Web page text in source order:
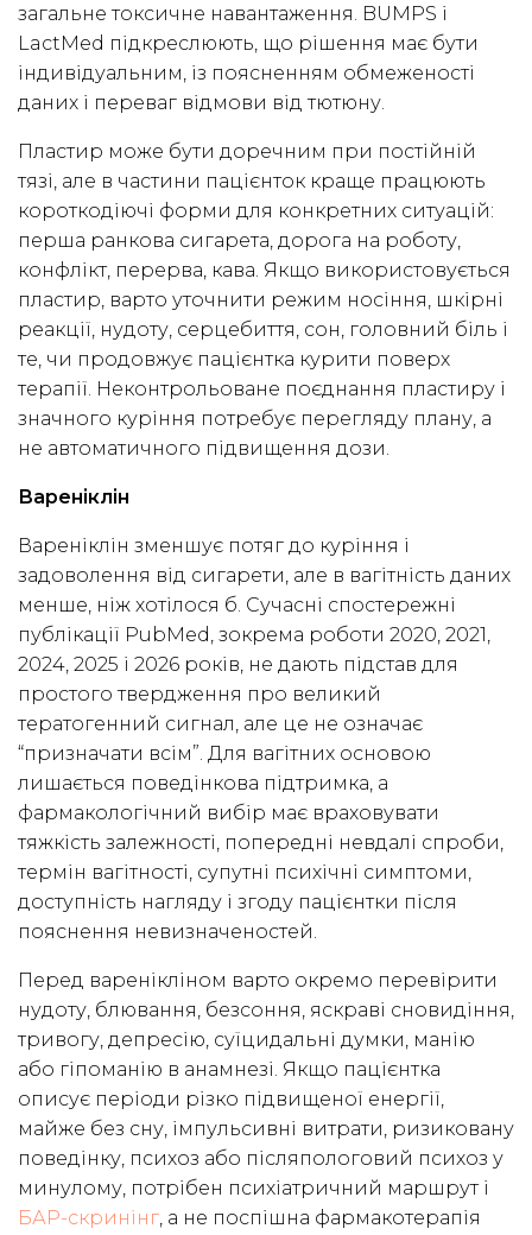
загальне токсичне навантаження. BUMPS і
LactMed підкреслюють, що рішення має бути
індивідуальним, із поясненням обмеженості
даних і переваг відмови від тютюну.
Пластир може бути доречним при постійній
тязі, але в частини пацієнток краще працюють
короткодіючі форми для конкретних ситуацій:
перша ранкова сигарета, дорога на роботу,
конфлікт, перерва, кава. Якщо використовується
пластир, варто уточнити режим носіння, шкірні
реакції, нудоту, серцебиття, сон, головний біль і
те, чи продовжує пацієнтка курити поверх
терапії. Неконтрольоване поєднання пластиру і
значного куріння потребує перегляду плану, а
не автоматичного підвищення дози.
Вареніклін
Вареніклін зменшує потяг до куріння і
задоволення від сигарети, але в вагітність даних
менше, ніж хотілося б. Сучасні спостережні
публікації PubMed, зокрема роботи 2020, 2021,
2024, 2025 і 2026 років, не дають підстав для
простого твердження про великий
тератогенний сигнал, але це не означає
“призначати всім”. Для вагітних основою
лишається поведінкова підтримка, а
фармакологічний вибір має враховувати
тяжкість залежності, попередні невдалі спроби,
термін вагітності, супутні психічні симптоми,
доступність нагляду і згоду пацієнтки після
пояснення невизначеностей.
Перед варенікліном варто окремо перевірити
нудоту, блювання, безсоння, яскраві сновидіння,
тривогу, депресію, суїцидальні думки, манію
або гіпоманію в анамнезі. Якщо пацієнтка
описує періоди різко підвищеної енергії,
майже без сну, імпульсивні витрати, ризиковану
поведінку, психоз або післяпологовий психоз у
минулому, потрібен психіатричний маршрут і
БАР-скринінг, а не поспішна фармакотерапія